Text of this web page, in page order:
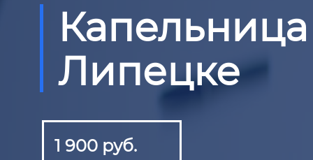
Липецке
1 900 руб.